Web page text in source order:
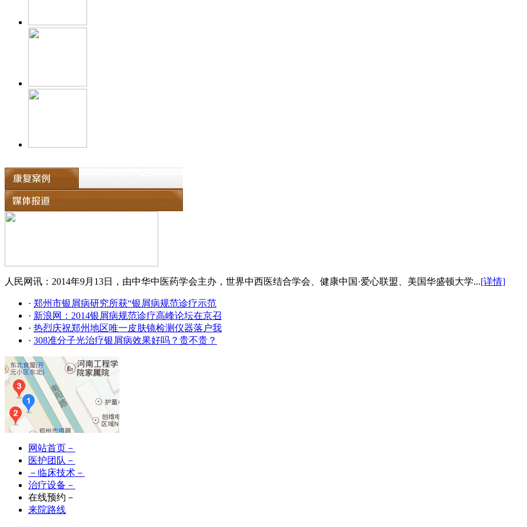
人民网讯：2014年9月13日，由中华中医药学会主办，世界中西医结合学会、健康中国·爱心联盟、美国华盛顿大学...[详情]
· 郑州市银屑病研究所获“银屑病规范诊疗示范
· 新浪网：2014银屑病规范诊疗高峰论坛在京召
· 热烈庆祝郑州地区唯一皮肤镜检测仪器落户我
· 308准分子光治疗银屑病效果好吗？贵不贵？
网站首页－
医护团队－
－临床技术－
治疗设备－
在线预约－
来院路线